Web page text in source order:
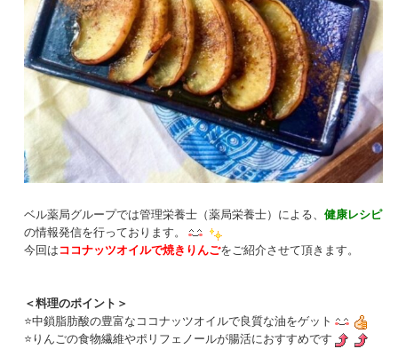
ベル薬局グループでは管理栄養士（薬局栄養士）による、健康レシピ
の情報発信を行っております。
今回は ココナッツオイルで焼きりんごをご紹介させて頂きます。
＜料理のポイント＞
⭐中鎖脂肪酸の豊富なココナッツオイルで良質な油をゲット
⭐りんごの食物繊維やポリフェノールが腸活におすすめです